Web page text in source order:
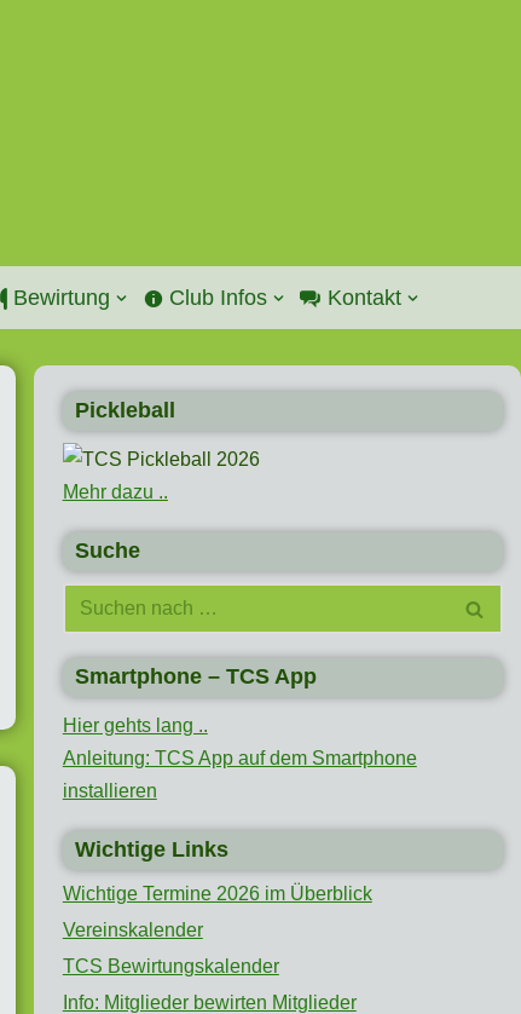
Bewirtung Club Infos Kontakt
Pickleball
Mehr dazu ..
Suche
Smartphone – TCS App
Hier gehts lang ..
Anleitung: TCS App auf dem Smartphone
installieren
Wichtige Links
Wichtige Termine 2026 im Überblick
Vereinskalender
TCS Bewirtungskalender
Info: Mitglieder bewirten Mitglieder